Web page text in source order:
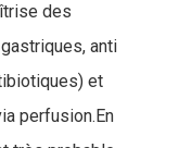
des
anti
et
perfusion.En